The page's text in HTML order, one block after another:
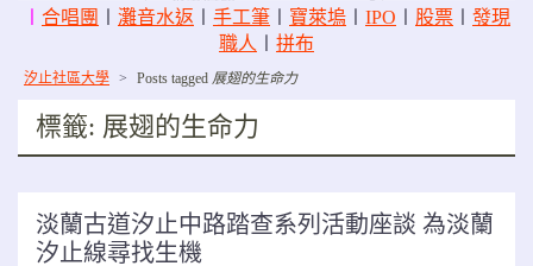
合唱團 灘音水返 手工筆 寶萊塢 IPO 股票
發現
職人
拼布
汐止社區大學 > Posts tagged 展翅的生命力
標籤: 展翅的生命力
淡蘭古道汐止中路踏查系列活動座談 為淡蘭
汐止線尋找生機